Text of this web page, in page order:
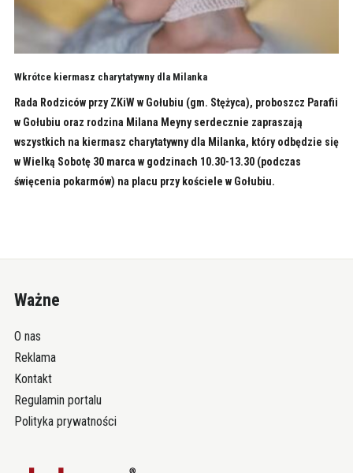
Wkrótce kiermasz charytatywny dla Milanka
Rada Rodziców przy ZKiW w Gołubiu (gm. Stężyca), proboszcz Parafii
w Gołubiu oraz rodzina Milana Meyny serdecznie zapraszają
wszystkich na kiermasz charytatywny dla Milanka, który odbędzie się
w Wielką Sobotę 30 marca w godzinach 10.30-13.30 (podczas
święcenia pokarmów) na placu przy kościele w Gołubiu.
Ważne
O nas
Reklama
Kontakt
Regulamin portalu
Polityka prywatności